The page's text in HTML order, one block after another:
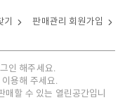
판매관리 회원가입
인 해주세요.
용해 주세요.
할 수 있는 열린공간입니